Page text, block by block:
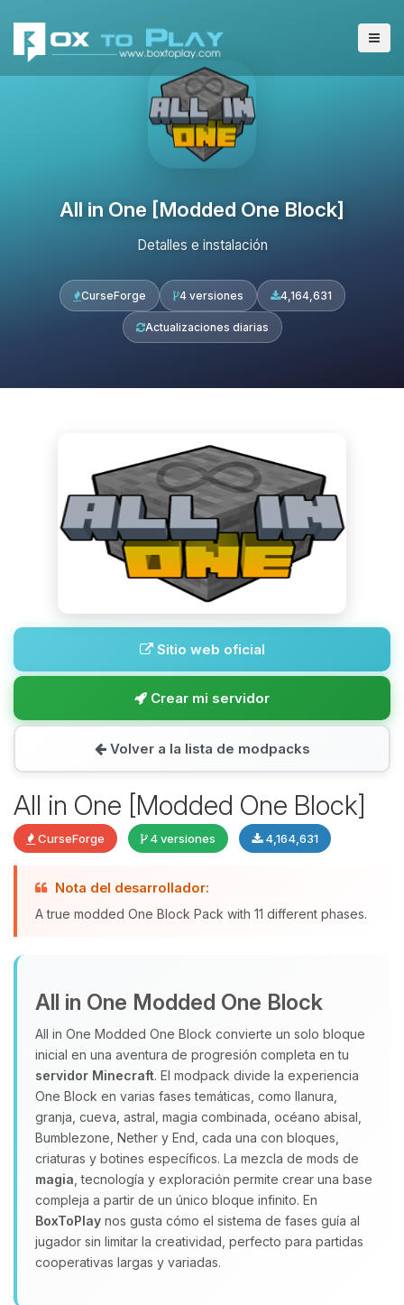
All in One [Modded One Block]
Detalles e instalación
CurseForge 4 versiones 4,164,631
Actualizaciones diarias
Sitio web oficial
Crear mi servidor
Volver a la lista de modpacks
All in One [Modded One Block]
CurseForge 4 versiones 4,164,631
Nota del desarrollador:
A true modded One Block Pack with 11 different phases.
All in One Modded One Block
All in One Modded One Block convierte un solo bloque
inicial en una aventura de progresión completa en tu
servidor Minecraft. El modpack divide la experiencia
One Block en varias fases temáticas, como llanura,
granja, cueva, astral, magia combinada, océano abisal,
Bumblezone, Nether y End, cada una con bloques,
criaturas y botines específicos. La mezcla de mods de
magia , tecnología y exploración permite crear una base
compleja a partir de un único bloque infinito. En
BoxToPlay nos gusta cómo el sistema de fases guía al
jugador sin limitar la creatividad, perfecto para partidas
cooperativas largas y variadas.
Yupi, por fin alguien con quien
06/08/2026 13:36